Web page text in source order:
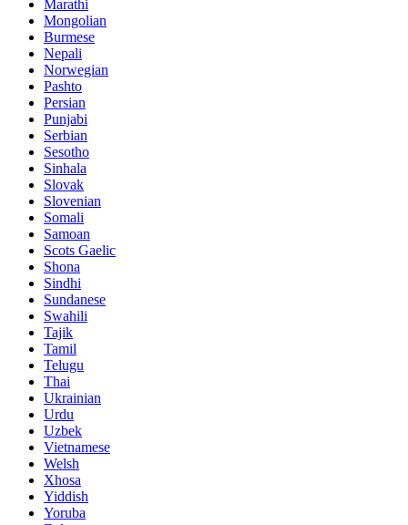
Marathi
Mongolian
Burmese
Nepali
Norwegian
Pashto
Persian
Punjabi
Serbian
Sesotho
Sinhala
Slovak
Slovenian
Somali
Samoan
Scots Gaelic
Shona
Sindhi
Sundanese
Swahili
Tajik
Tamil
Telugu
Thai
Ukrainian
Urdu
Uzbek
Vietnamese
Welsh
Xhosa
Yiddish
Yoruba